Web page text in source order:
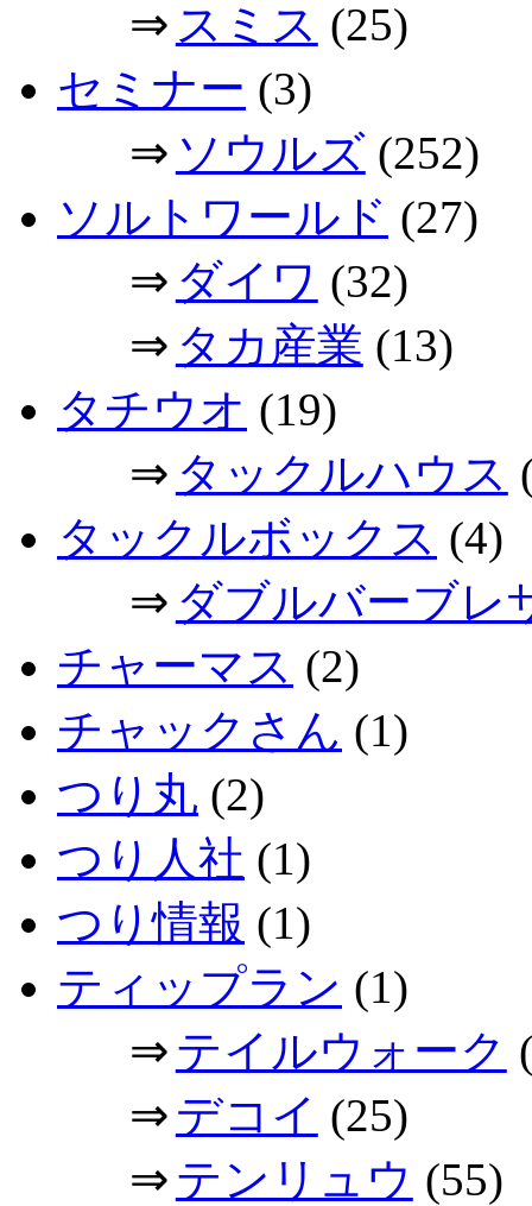
⇒ スミス (25)
セミナー (3)
⇒ ソウルズ(252)
ソルトワールド (27)
⇒ ダイワ (32)
⇒ タカ産業 (13)
タチウオ (19)
⇒ タックルハウス
タックルボックス (4)
⇒ ダブルバーブレ
チャーマス (2)
チャックさん (1)
つり丸 (2)
つり人社 (1)
つり情報 (1)
ティップラン (1)
⇒ テイルウォーク
⇒ デコイ (25)
⇒ テンリュウ (55)